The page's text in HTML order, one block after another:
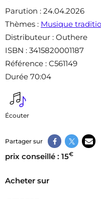
Parution : 24.04.2026
Thèmes : Musique
Distributeur : Outhere
ISBN : 3415820001187
Référence : C561149
Durée 70:04
Écouter
Partager sur
prix conseillé : 15€
Acheter sur